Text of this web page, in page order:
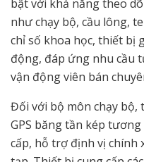
bật với khả năng theo
như chạy bộ, cầu lông,
chỉ số khoa học, thiết bị
động, đáp ứng nhu cầu
vận động viên bán
Đối với bộ môn chạy
GPS băng tần kép
cấp, hỗ trợ định vị chính